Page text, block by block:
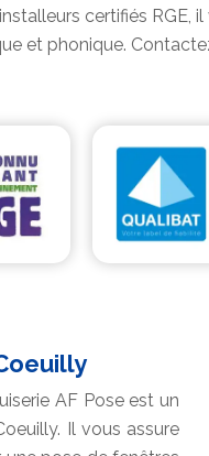
certifiés
et phonique.
AF Pose est un
Il vous assure